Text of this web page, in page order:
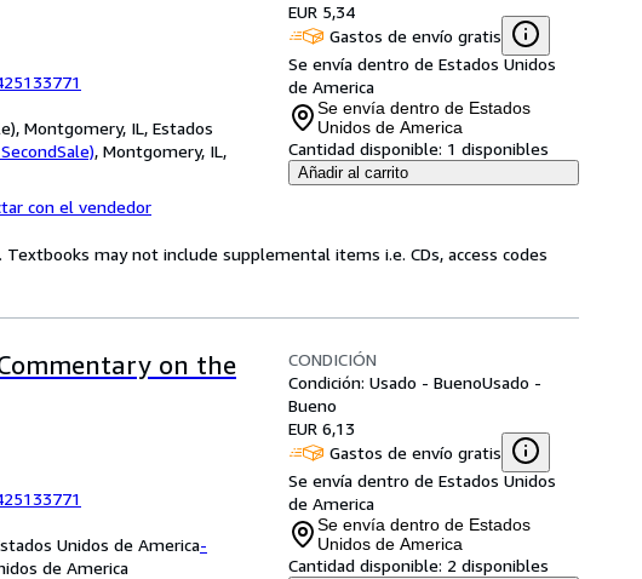
Montgomery, IL, Estados
, Montgomery, IL,
con el vendedor
EUR 5,34
Gastos de envío gratis
Se envía dentro de Estados Unidos
de America
Se envía dentro de Estados
Unidos de America
Cantidad disponible: 1 disponibles
Añadir al carrito
may not include supplemental items i.e. CDs, access codes
on the
Unidos de America-
de America
CONDICIÓN
Condición: Usado - BuenoUsado -
Bueno
EUR 6,13
Gastos de envío gratis
Se envía dentro de Estados Unidos
de America
Se envía dentro de Estados
Unidos de America
Cantidad disponible: 2 disponibles